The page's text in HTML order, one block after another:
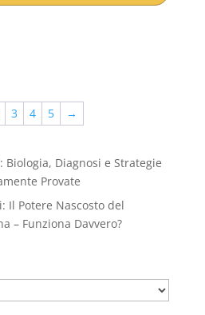
3 4 5 →
Biologia, Diagnosi e Strategie
Provate
Il Potere Nascosto del
– Funziona Davvero?